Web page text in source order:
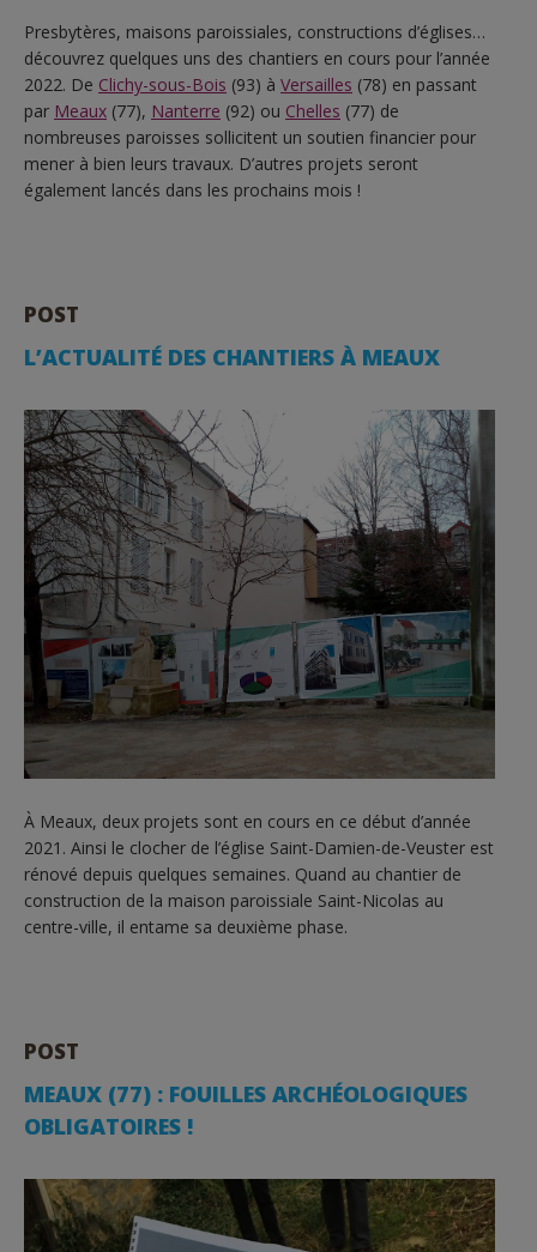
Presbytères, maisons paroissiales, constructions d’églises…
découvrez quelques uns des chantiers en cours pour l’année
2022. De Clichy-sous-Bois (93) à Versailles (78) en passant
par Meaux (77), Nanterre (92) ou Chelles (77) de
nombreuses paroisses sollicitent un soutien financier pour
mener à bien leurs travaux. D’autres projets seront
également lancés dans les prochains mois !
POST
L’ACTUALITÉ DES CHANTIERS À MEAUX
À Meaux, deux projets sont en cours en ce début d’année
2021. Ainsi le clocher de l’église Saint-Damien-de-Veuster est
rénové depuis quelques semaines. Quand au chantier de
construction de la maison paroissiale Saint-Nicolas au
centre-ville, il entame sa deuxième phase.
POST
MEAUX (77) : FOUILLES ARCHÉOLOGIQUES
OBLIGATOIRES !